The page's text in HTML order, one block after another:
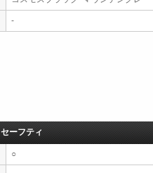
-
セーフティ
○